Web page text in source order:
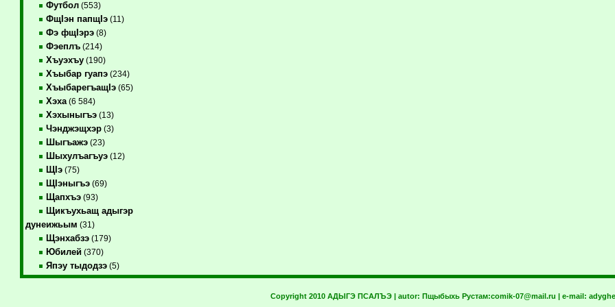
Футбол(553)
ФщIэн папщIэ(11)
Фэ фщIэрэ(8)
Фэеплъ(214)
Хъуэхъу(190)
Хъыбар гуапэ(234)
ХъыбарегъащIэ(65)
Хэха(6 584)
Хэхыныгъэ(13)
Чэнджэщхэр(3)
Шыгъажэ(23)
Шыхулъагъуэ(12)
ЩIэ(75)
ЩIэныгъэ(69)
Щапхъэ(93)
Щикъухьащ адыгэр
дунеижьым (31)
Щэнхабзэ(179)
Юбилей(370)
Япэу тыдодзэ(5)
Copyright 2010 АДЫГЭ ПСАЛЪЭ | autor: Пщыбыхь Рустам:comik-07@mail.ru | e-mail: